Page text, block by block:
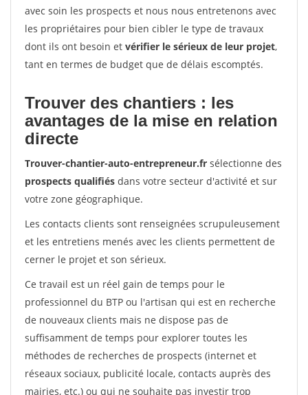
avec soin les prospects et nous nous entretenons avec
les propriétaires pour bien cibler le type de travaux
dont ils ont besoin et vérifier le sérieux de leur projet,
tant en termes de budget que de délais escomptés.
Trouver des chantiers : les
avantages de la mise en relation
directe
Trouver-chantier-auto-entrepreneur.fr sélectionne des
prospects qualifiés dans votre secteur d'activité et sur
votre zone géographique.
Les contacts clients sont renseignées scrupuleusement
et les entretiens menés avec les clients permettent de
cerner le projet et son sérieux.
Ce travail est un réel gain de temps pour le
professionnel du BTP ou l'artisan qui est en recherche
de nouveaux clients mais ne dispose pas de
suffisamment de temps pour explorer toutes les
méthodes de recherches de prospects (internet et
réseaux sociaux, publicité locale, contacts auprès des
mairies, etc.) ou qui ne souhaite pas investir trop